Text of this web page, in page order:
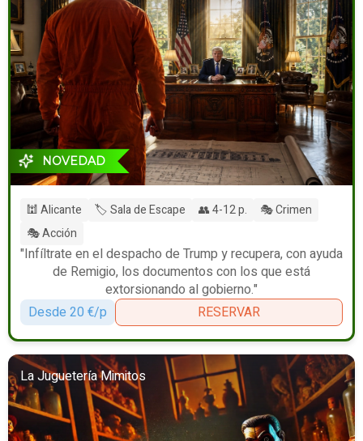
NOVEDAD
🕍 Alicante 🏷️ Sala de Escape 👥 4-12 p.
🎭 Crimen
🎭 Acción
"Infíltrate en el despacho de Trump y recupera, con ayuda
de Remigio, los documentos con los que está
extorsionando al gobierno."
Desde 20 €/p
RESERVAR
La Juguetería Mimitos